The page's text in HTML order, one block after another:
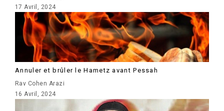
17 Avril, 2024
Annuler et brûler le Hametz avant Pessah
Rav Cohen Arazi
16 Avril, 2024